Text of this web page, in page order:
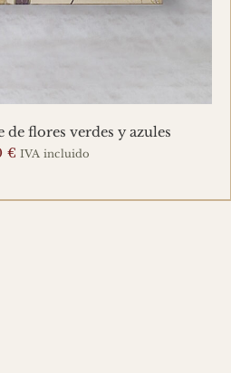
de flores verdes y azules
€ IVA incluido